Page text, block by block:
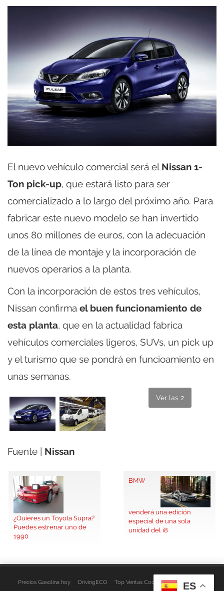
El nuevo vehículo comercial será el Nissan 1-
Ton pick-up, que estará listo para ser
comercializado a lo largo del próximo año. Para
fabricar este nuevo modelo se han invertido
unos 80 millones de euros, con la adecuación
de la línea de montaje y la incorporación de
nuevos operarios a la planta.
Con la incorporación de estos tres vehículos,
Nissan confirma el buen funcionamiento de
esta planta, que en la actualidad fabrica
vehículos comerciales ligeros, SUVs, un pick up
y el turismo que se pondrá en funcioamiento en
unas semanas.
Ver las 2
Fuente | Nissan
¿Quieres un Toyota Supra?
Puedes estrenar uno de
1990
BMW
venderá una edición
especial de una sola
unidad del i8
Precios Gasolina hoy DrivingECO Top Ventas Coches EspacioFurgo
ES